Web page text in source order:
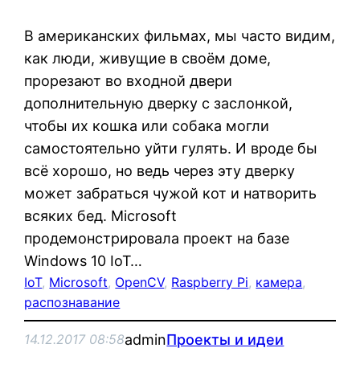
В американских фильмах, мы часто видим,
как люди, живущие в своём доме,
прорезают во входной двери
дополнительную дверку с заслонкой,
чтобы их кошка или собака могли
самостоятельно уйти гулять. И вроде бы
всё хорошо, но ведь через эту дверку
может забраться чужой кот и натворить
всяких бед. Microsoft
продемонстрировала проект на базе
Windows 10 IoT…
IoT, Microsoft, OpenCV, Raspberry Pi, камера
распознавание
14.12.2017 08:58adminПроекты и идеи